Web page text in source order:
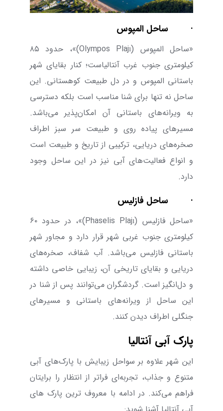
· ساحل المپوس
«ساحل المپوس (Olympos Plajı)»، حدود ۸۵
کیلومتری جنوب غرب آنتالیاست؛ کنار بقایای شهر
باستانی المپوس و در دل طبیعت کوهستانی. این
ساحل نه ‌تنها برای شنا مناسب است بلکه دسترسی
به ویرانه‌های باستانی آن امکان‌پذیر می‌باشد.
مسیر‌های پیاده ‌روی و طبیعت سر سبز اطراف
صخره‌های دریایی، ترکیبی از تاریخ و طبیعت است
و انواع فعالیت‌های آبی نیز در این ساحل وجود
دارد.
· ساحل فازلیس
«ساحل فازلیس (Phaselis Plajı)»، در حدود ۶۰
کیلومتری جنوب غربی شهر قرار دارد و مجاور شهر
باستانی فازلیس می‌باشد. آب شفاف، صخره‌های
دریایی و بقایای تاریخی آن، زیبایی خاصی داشته
و دل‌انگیز است. گردشگران می‌‌توانند پس از شنا در
این ساحل از ویرانه‌های باستانی و مسیر‌های
جنگلی اطراف دیدن کنند.
پارک آبی آنتالیا
این شهر علاوه بر سواحل زیبایش با پارک‌های آبی
متنوع و جذاب، تجربه‌ای فراتر از انتظار را برایتان
فراهم می‌کند. در ادامه با معروف ‌ترین پارک ‌های